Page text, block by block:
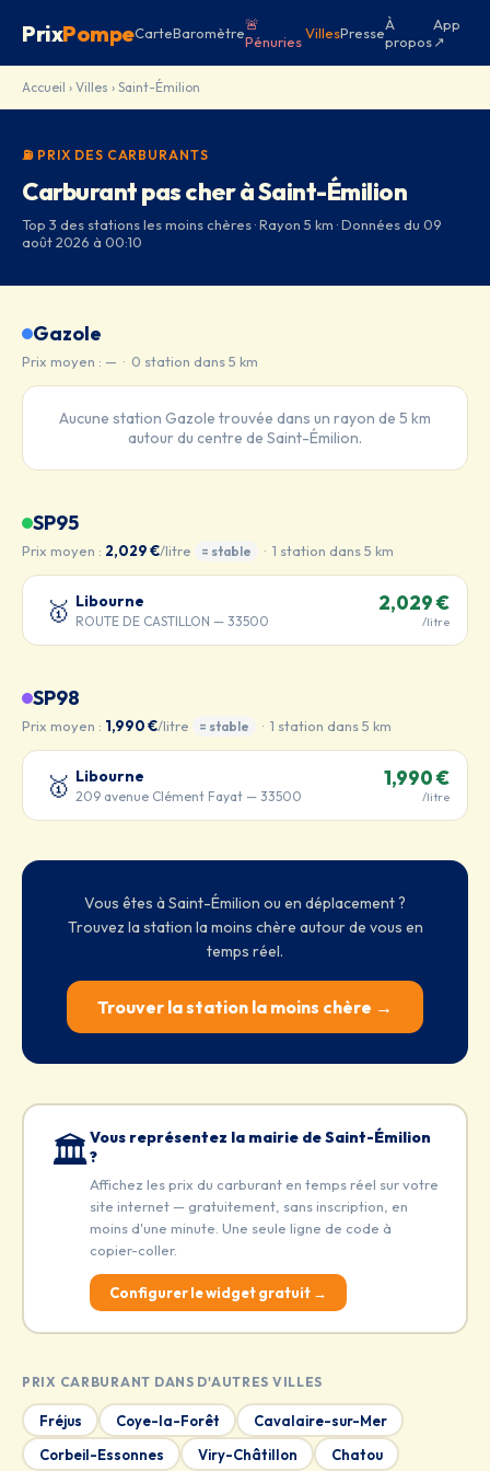
PrixPompeCarteBaromètre🚨
Pénuries VillesPresseÀ
propos
App
↗
Accueil › Villes › Saint-Émilion
⛽ PRIX DES CARBURANTS
Carburant pas cher à Saint-Émilion
Top 3 des stations les moins chères · Rayon 5 km · Données du 09
août 2026 à 00:10
Gazole
Prix moyen : — · 0 station dans 5 km
Aucune station Gazole trouvée dans un rayon de 5 km
autour du centre de Saint-Émilion.
SP95
Prix moyen : 2,029 €/litre = stable · 1 station dans 5 km
🥇 Libourne
ROUTE DE CASTILLON — 33500
2,029 €
/litre
SP98
Prix moyen : 1,990 €/litre = stable · 1 station dans 5 km
🥇 Libourne
209 avenue Clément Fayat — 33500
1,990 €
/litre
Vous êtes à Saint-Émilion ou en déplacement ?
Trouvez la station la moins chère autour de vous en
temps réel.
Trouver la station la moins chère →
🏛️Vous représentez la mairie de Saint-Émilion
?
Affichez les prix du carburant en temps réel sur votre
site internet — gratuitement, sans inscription, en
moins d'une minute. Une seule ligne de code à
copier-coller.
Configurer le widget gratuit →
PRIX CARBURANT DANS D'AUTRES VILLES
Fréjus Coye-la-Forêt
Cavalaire-sur-Mer
Corbeil-Essonnes
Viry-Châtillon Chatou